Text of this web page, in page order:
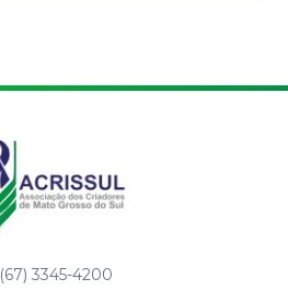
(67) 3345-4200